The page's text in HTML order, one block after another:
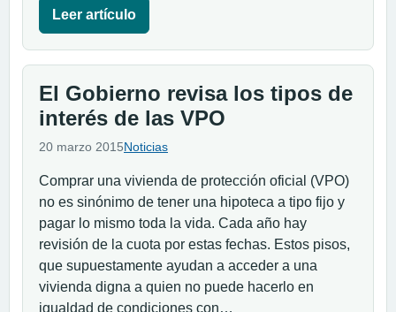
Leer artículo
El Gobierno revisa los tipos de
interés de las VPO
20 marzo 2015Noticias
Comprar una vivienda de protección oficial (VPO)
no es sinónimo de tener una hipoteca a tipo fijo y
pagar lo mismo toda la vida. Cada año hay
revisión de la cuota por estas fechas. Estos pisos,
que supuestamente ayudan a acceder a una
vivienda digna a quien no puede hacerlo en
igualdad de condiciones con…